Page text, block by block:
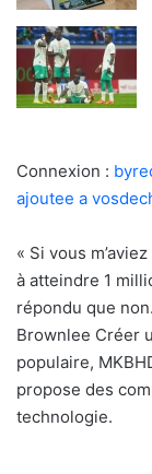
Connexion :
ajoutee a
« Si vous
à atteindre 1
répondu que
Brownlee Créer
populaire,
propose des
technologie.